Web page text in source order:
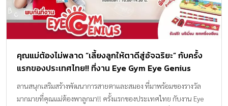
คุณแม่ต้องไม่พลาด “เลี้ยงลูกให้ตาดีสู่อัจฉริยะ” กับครั้ง
แรกของประเทศไทย!! ที่งาน Eye Gym Eye Genius
ลานสนุกเสริมสร้างพัฒนาการสายตาและสมอง ที่มาพร้อมของรางวัล
มากมายที่คุณแม่ต้องพาลูกมา!! ครั้งแรกของประเทศไทย กับงาน Eye